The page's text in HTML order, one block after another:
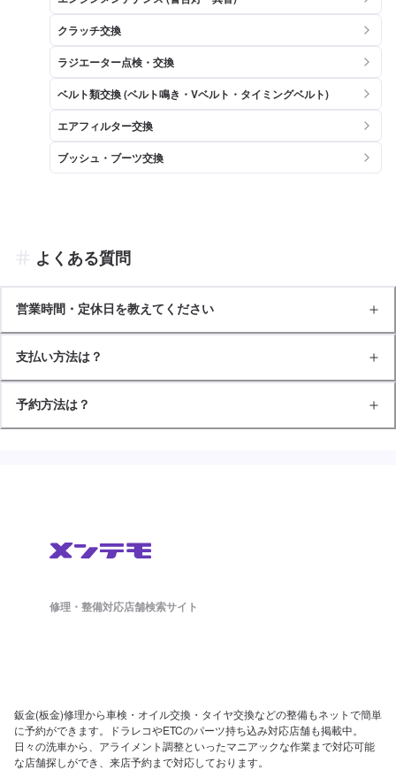
クラッチ交換
ラジエーター点検・交換
ベルト類交換 (ベルト鳴き・Vベルト・タイミングベルト)
エアフィルター交換
ブッシュ・ブーツ交換
よくある質問
営業時間・定休日を教えてください
支払い方法は？
予約方法は？
修理・整備対応店舗検索サイト
鈑金(板金)修理から車検・オイル交換・タイヤ交換などの整備もネットで簡単
に予約ができます。ドラレコやETCのパーツ持ち込み対応店舗も掲載中。
日々の洗車から、アライメント調整といったマニアックな作業まで対応可能
な店舗探しができ、来店予約まで対応しております。